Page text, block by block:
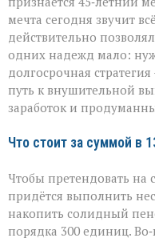
мечта сегодня звучит
действительно
одних надежд мало:
долгосрочная
путь к внушительной
заработок и
Что стоит за суммой в
Чтобы претендовать на
придётся выполнить
накопить солидный
порядка 300 единиц.